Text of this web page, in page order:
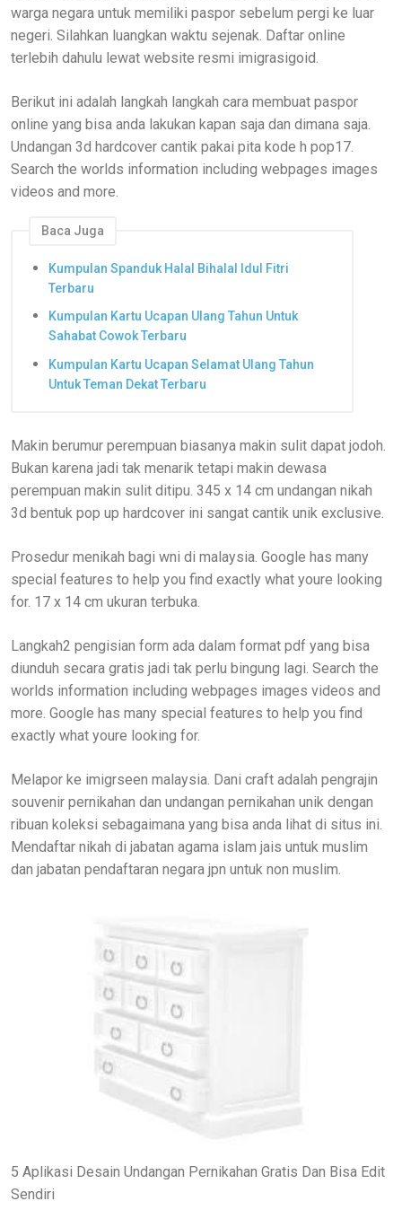
warga negara untuk memiliki paspor sebelum pergi ke luar
negeri. Silahkan luangkan waktu sejenak. Daftar online
terlebih dahulu lewat website resmi imigrasigoid.
Berikut ini adalah langkah langkah cara membuat paspor
online yang bisa anda lakukan kapan saja dan dimana saja.
Undangan 3d hardcover cantik pakai pita kode h pop17.
Search the worlds information including webpages images
videos and more.
Baca Juga
Kumpulan Spanduk Halal Bihalal Idul Fitri
Terbaru
Kumpulan Kartu Ucapan Ulang Tahun Untuk
Sahabat Cowok Terbaru
Kumpulan Kartu Ucapan Selamat Ulang Tahun
Untuk Teman Dekat Terbaru
Makin berumur perempuan biasanya makin sulit dapat jodoh.
Bukan karena jadi tak menarik tetapi makin dewasa
perempuan makin sulit ditipu. 345 x 14 cm undangan nikah
3d bentuk pop up hardcover ini sangat cantik unik exclusive.
Prosedur menikah bagi wni di malaysia. Google has many
special features to help you find exactly what youre looking
for. 17 x 14 cm ukuran terbuka.
Langkah2 pengisian form ada dalam format pdf yang bisa
diunduh secara gratis jadi tak perlu bingung lagi. Search the
worlds information including webpages images videos and
more. Google has many special features to help you find
exactly what youre looking for.
Melapor ke imigrseen malaysia. Dani craft adalah pengrajin
souvenir pernikahan dan undangan pernikahan unik dengan
ribuan koleksi sebagaimana yang bisa anda lihat di situs ini.
Mendaftar nikah di jabatan agama islam jais untuk muslim
dan jabatan pendaftaran negara jpn untuk non muslim.
5 Aplikasi Desain Undangan Pernikahan Gratis Dan Bisa Edit
Sendiri